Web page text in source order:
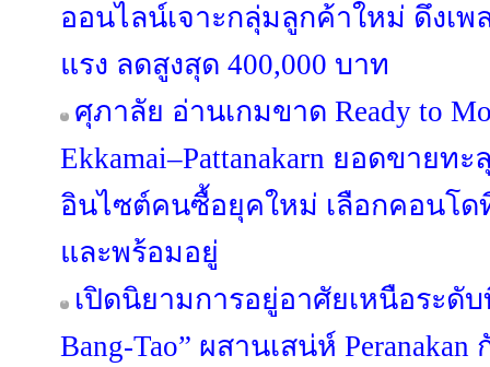
ออนไลน์เจาะกลุ่มลูกค้าใหม่ ดึงเ
แรง ลดสูงสุด 400,000 บาท
ศุภาลัย อ่านเกมขาด Ready to
Ekkamai–Pattanakarn ยอดขายท
อินไซต์คนซื้อยุคใหม่ เลือกคอนโ
และพร้อมอยู่
เปิดนิยามการอยู่อาศัยเหนือระดับ
Bang-Tao” ผสานเสน่ห์ Peranakan